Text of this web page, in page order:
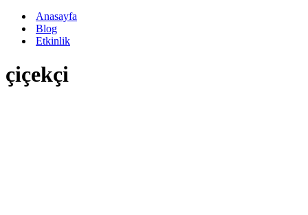
Anasayfa
Blog
Etkinlik
çiçekçi